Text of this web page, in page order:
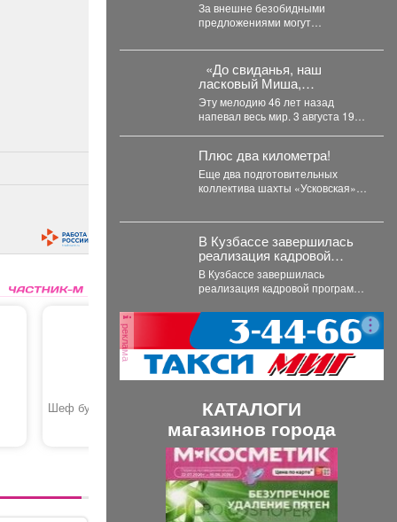
Шеф бургер
419 руб.
Букет комплимент
«Пунш»
2550 руб.
За внешне безобидными
предложениями могут
Преступники используют
доверие людей, пытаясь вовлечь
их...
«До свиданья, наш
ласковый Миша,
возвращайся в свой
сказочный лес…»
Эту мелодию 46 лет назад
напевал весь мир. 3 августа 1980
Плюс два километра!
Еще два подготовительных
коллектива шахты «Усковская»
В Кузбассе завершилась
реализация кадровой
программы «СВОи Герои.
В Кузбассе завершилась
реализация кадровой программы
направленной на социальную
адаптацию ветеранов
специальной...
реклама
КАТАЛОГИ
магазинов города